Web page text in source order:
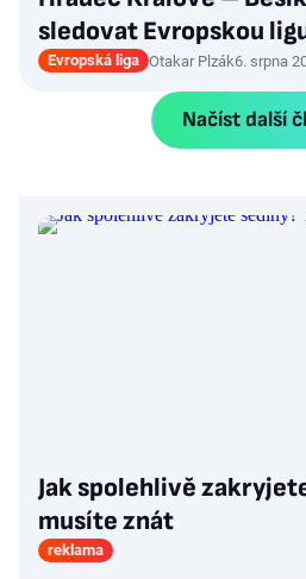
sledovat Evropskou
Evropská liga Otakar Plzák6. srpna
Načíst další
Jak spolehlivě
musíte znát
reklama